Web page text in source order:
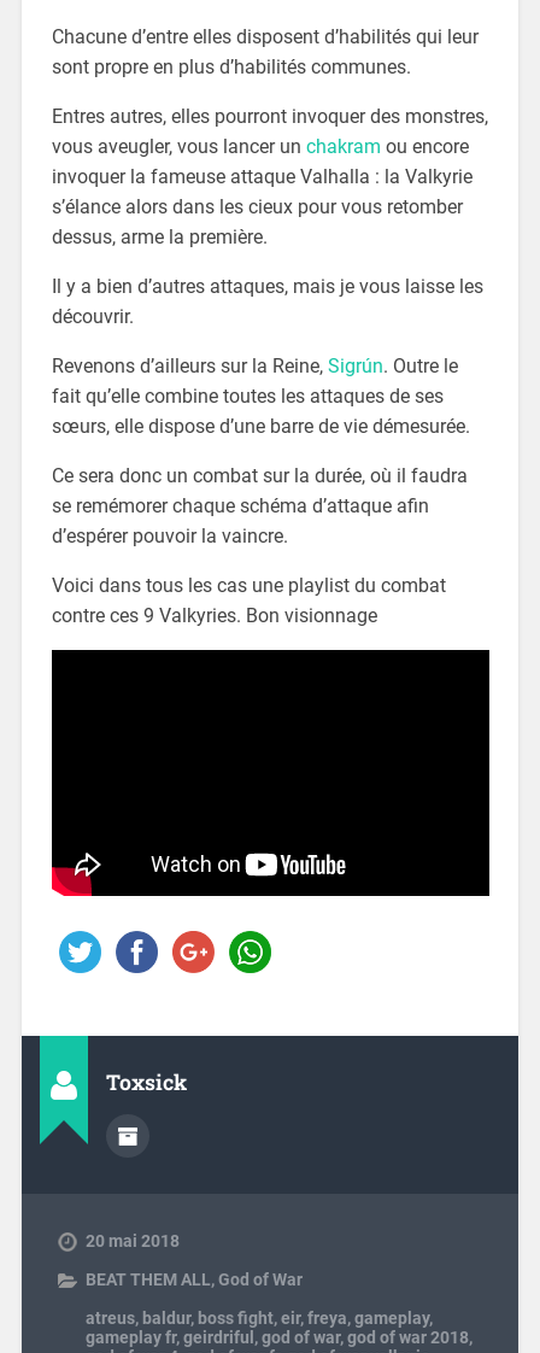
Chacune d’entre elles disposent d’habilités qui leur
sont propre en plus d’habilités communes.
Entres autres, elles pourront invoquer des monstres,
vous aveugler, vous lancer un chakram ou encore
invoquer la fameuse attaque Valhalla : la Valkyrie
s’élance alors dans les cieux pour vous retomber
dessus, arme la première.
Il y a bien d’autres attaques, mais je vous laisse les
découvrir.
Revenons d’ailleurs sur la Reine, Sigrún. Outre le
fait qu’elle combine toutes les attaques de ses
sœurs, elle dispose d’une barre de vie démesurée.
Ce sera donc un combat sur la durée, où il faudra
se remémorer chaque schéma d’attaque afin
d’espérer pouvoir la vaincre.
Voici dans tous les cas une playlist du combat
contre ces 9 Valkyries. Bon visionnage
Toxsick
20 mai 2018
BEAT THEM ALL,God of War
atreus, baldur, boss fight,eir,freya,gameplay,
gameplay fr,geirdriful ,god of war,god of war 2018,